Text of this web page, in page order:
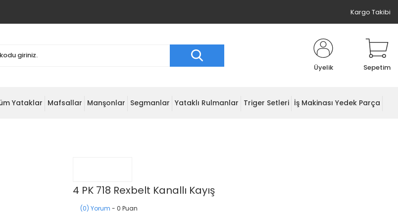
Kargo Takibi
Üyelik Sepetim
Yataklar Mafsallar Manşonlar Segmanlar Yataklı Rulmanlar Triger Setleri İş Makinası Yedek Parça
4 PK 718 Rexbelt Kanallı Kayış
(0) Yorum - 0 Puan